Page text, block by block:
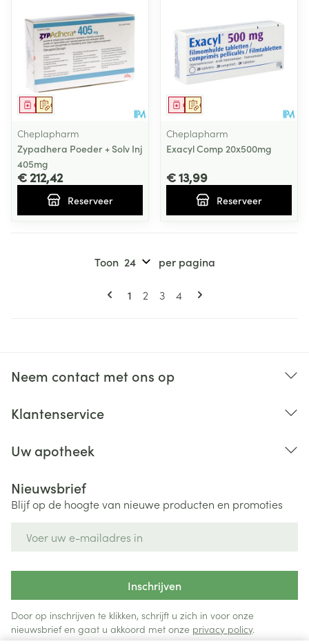
Op voorschrift
Geneesmiddel
Cheplapharm
Zypadhera Poeder + Solv Inj
405mg
€ 212,42
Reserveer
Op voorschrift
Geneesmiddel
Cheplapharm
Exacyl Comp 20x500mg
€ 13,99
Reserveer
Pagina's
U lees momenteel pagina
1 Pagina
2 Pagina
3 Pagina
4
Toon per pagina
Neem contact met ons op
Klantenservice
Uw apotheek
Nieuwsbrief
Blijf op de hoogte van nieuwe producten en promoties
Inschrijven
Door op inschrijven te klikken, schrijft u zich in voor onze
nieuwsbrief en gaat u akkoord met onze privacy policy.